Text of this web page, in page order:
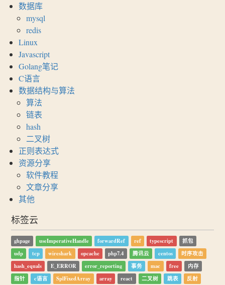
数据库
mysql
redis
Linux
Javascript
Golang笔记
C语言
数据结构与算法
算法
链表
hash
二叉树
正则表达式
资源分享
软件教程
文章分享
其他
标签云
ghpage useImperativeHandle forwardRef ref typescript
抓包
udp
tcp wireshark opcache php7.4 腾讯云 centos
时序攻击
hash_equals
E_ERROR error_reporting 事务 mac free
内存
指针
c语言 SplFixedArray array react 二叉树 跳表
反射